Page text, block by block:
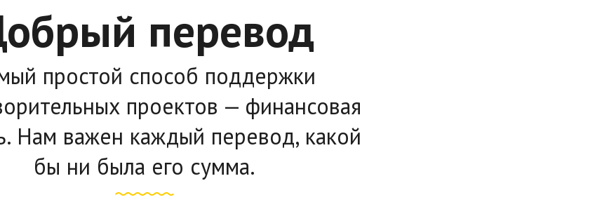
простой способ поддержки
проектов — финансовая
Нам важен каждый перевод, какой
бы ни была его сумма.
перевод